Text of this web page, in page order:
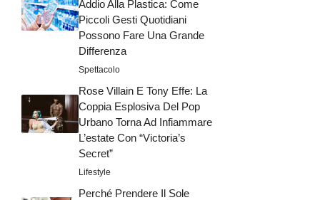
Addio Alla Plastica: Come
Piccoli Gesti Quotidiani
Possono Fare Una Grande
Differenza
Spettacolo
Rose Villain E Tony Effe: La
Coppia Esplosiva Del Pop
Urbano Torna Ad Infiammare
L’estate Con “Victoria’s
Secret”
Lifestyle
Perché Prendere Il Sole